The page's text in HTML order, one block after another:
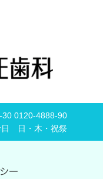
30 0120-4888-90
日・木・祝祭
ー